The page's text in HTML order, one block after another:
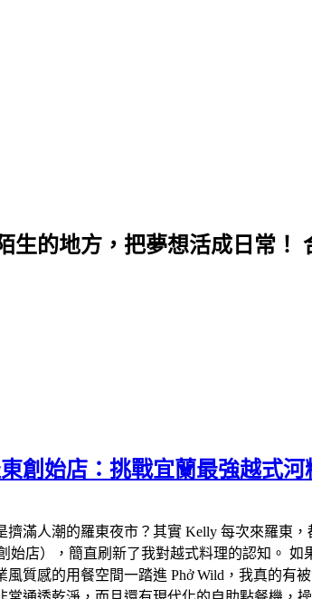
的地方，把夢想活成日常！
創始店：挑戰宜蘭最強越式河
滿人潮的羅東夜市？其實 Kelly 每次來羅東
店），簡直刷新了我對越式料理的認知。
質感的用餐空間一踏進 Phở Wild，我真的有